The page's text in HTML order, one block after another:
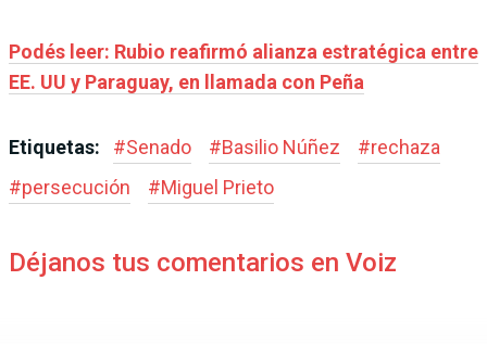
Podés leer: Rubio reafirmó alianza estratégica entre
EE. UU y Paraguay, en llamada con Peña
Etiquetas: #Senado #Basilio Núñez #rechaza
#persecución #Miguel Prieto
Déjanos tus comentarios en Voiz